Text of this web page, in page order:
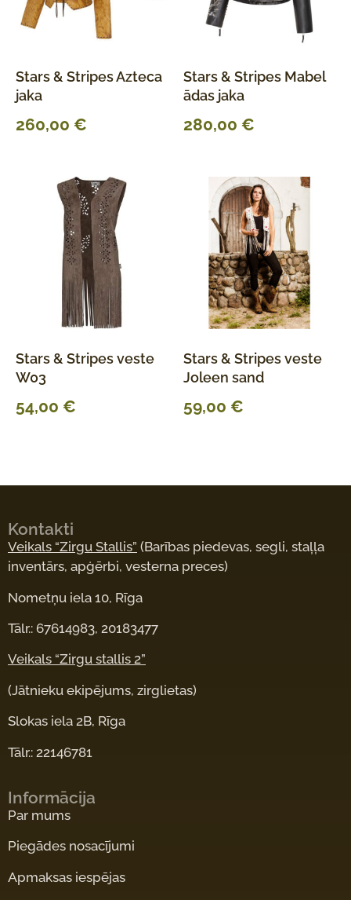
Stars & Stripes Azteca
jaka
260,00 €
Stars & Stripes Mabel
ādas jaka
280,00 €
Stars & Stripes veste
W03
54,00 €
Stars & Stripes veste
Joleen sand
59,00 €
Kontakti
Veikals “Zirgu Stallis” (Barības piedevas, segli, staļļa
inventārs, apģērbi, vesterna preces)
Nometņu iela 10, Rīga
Tālr.: 67614983, 20183477
Veikals “Zirgu stallis 2”
(Jātnieku ekipējums, zirglietas)
Slokas iela 2B, Rīga
Tālr.: 22146781
Informācija
Par mums
Piegādes nosacījumi
Apmaksas iespējas